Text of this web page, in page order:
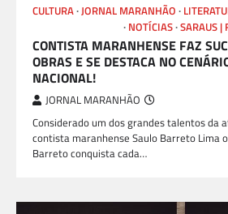
CULTURA JORNAL MARANHÃO
NOTÍCIAS SARAUS |
CONTISTA MARANHENSE FAZ
OBRAS E SE DESTACA NO
NACIONAL!
JORNAL MARANHÃO
Considerado um dos grandes talentos da
contista maranhense Saulo Barreto Lima
Barreto conquista cada…